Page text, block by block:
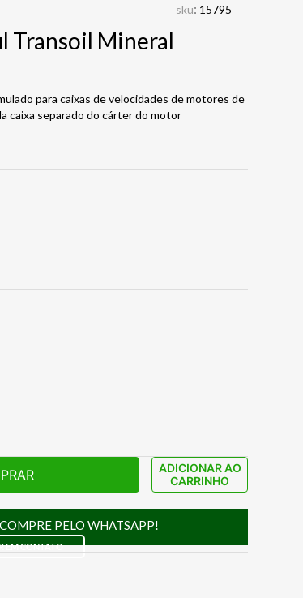
sku: 15795
Transoil Mineral
para caixas de velocidades de motores de
caixa separado do cárter do motor
ADICIONAR AO
CARRINHO
PELO WHATSAPP!
EM CONTATO